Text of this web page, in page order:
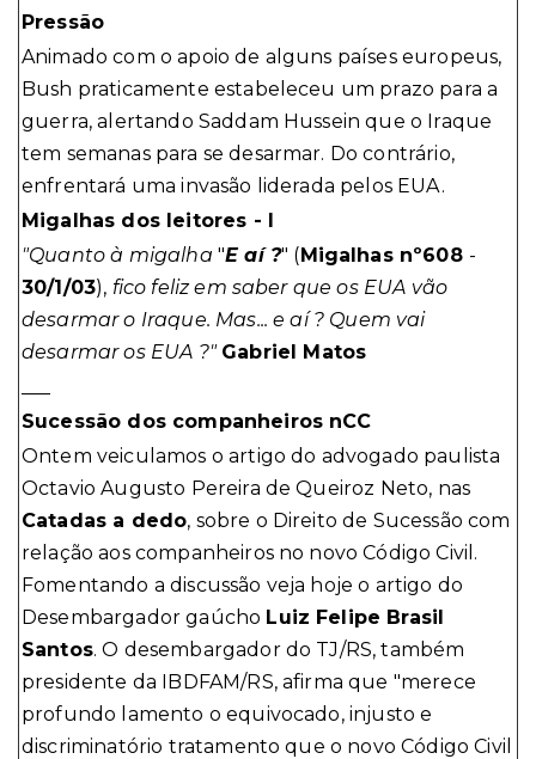
Pressão
Animado com o apoio de alguns países europeus,
Bush praticamente estabeleceu um prazo para a
guerra, alertando Saddam Hussein que o Iraque
tem semanas para se desarmar. Do contrário,
enfrentará uma invasão liderada pelos EUA.
Migalhas dos leitores - I
"Quanto à migalha "E aí ?" (Migalhas nº608 -
30/1/03), fico feliz em saber que os EUA vão
desarmar o Iraque. Mas... e aí ? Quem vai
desarmar os EUA ?" Gabriel Matos
Sucessão dos companheiros nCC
Ontem veiculamos o artigo do advogado paulista
Octavio Augusto Pereira de Queiroz Neto, nas
Catadas a dedo, sobre o Direito de Sucessão com
relação aos companheiros no novo Código Civil.
Fomentando a discussão veja hoje o artigo do
Desembargador gaúcho Luiz Felipe Brasil
Santos. O desembargador do TJ/RS, também
presidente da IBDFAM/RS, afirma que "merece
profundo lamento o equivocado, injusto e
discriminatório tratamento que o novo Código Civil